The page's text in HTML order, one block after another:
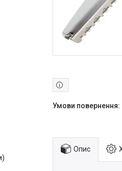
Опис